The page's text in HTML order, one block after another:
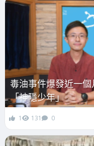
毒油事件爆發近一
「神隱少年」
1 131 0